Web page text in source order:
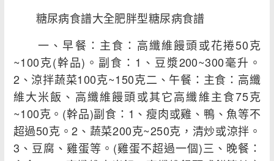
糖尿病食譜大全肥胖型糖尿病食譜
一、早餐：主食：高纖維饅頭或花捲50克
~100克(幹品)。副食：1、豆漿200~300毫升。
2、涼拌蔬菜100克~150克二、午餐：主食：高纖
維大米飯、高纖維饅頭或其它高纖維主食75克
~100克。(幹品)副食：1、瘦肉或雞、鴨、魚等不
超過50克。2、蔬菜200克~250克，清炒或涼拌。
3、豆腐、雞蛋等。(雞蛋不超過一個)三、晚餐：